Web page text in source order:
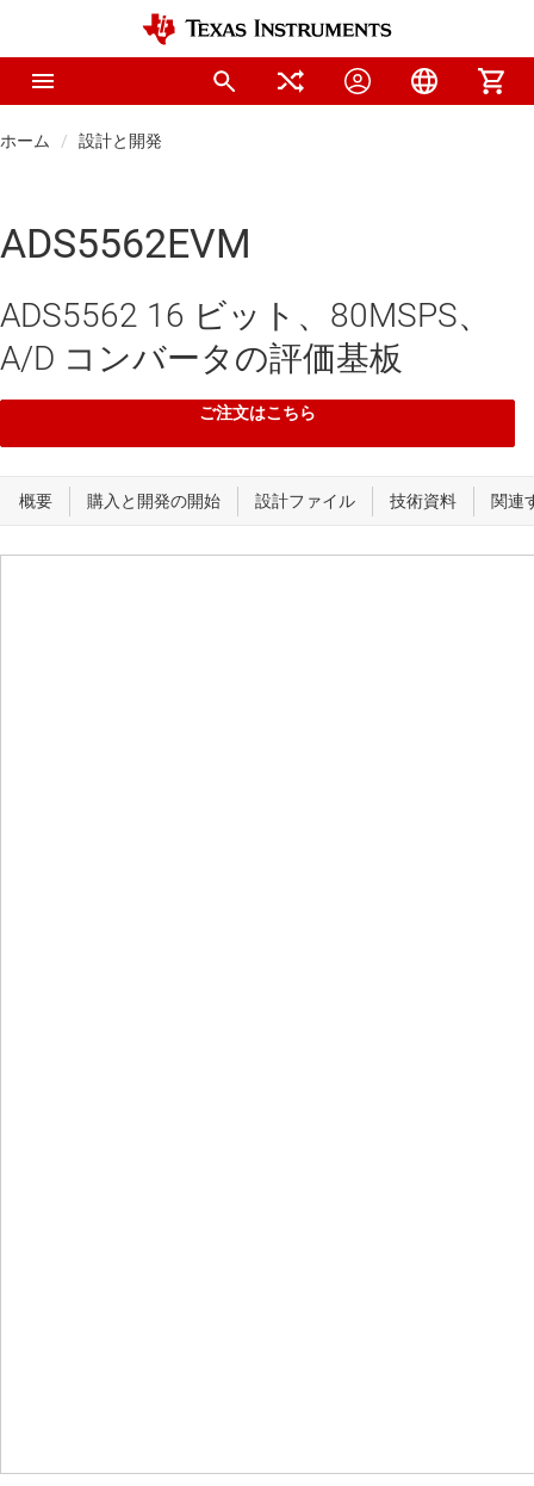
ホーム 設計と開発
ADS5562EVM
ADS5562 16 ビット、80MSPS、
A/D コンバータの評価基板
ご注文はこちら